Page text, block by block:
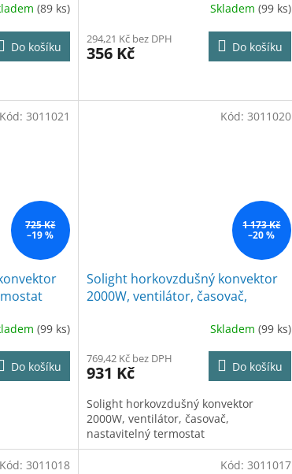
(89 ks)
Do košíku
Skladem (99 ks)
294,21 Kč bez DPH
356 Kč Do košíku
725 Kč
–19 %
(99 ks)
Do košíku
Kód: 3011021
1 173 Kč
–20 %
Solight horkovzdušný konvektor
2000W, ventilátor, časovač,
Skladem (99 ks)
769,42 Kč bez DPH
931 Kč Do košíku
Solight horkovzdušný konvektor
2000W, ventilátor, časovač,
nastavitelný termostat
Kód: 3011020
Kód: 3011018 Kód: 3011017